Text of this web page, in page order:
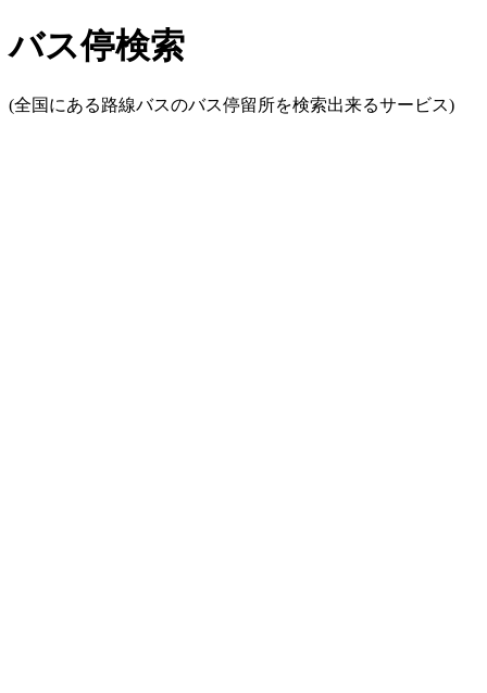
バス停検索
(全国にある路線バスのバス停留所を検索出来るサービス)